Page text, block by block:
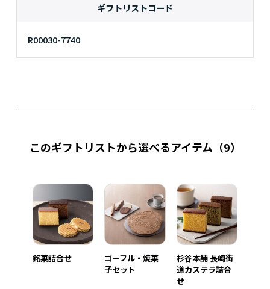
ギフトリストコード
R00030-7740
このギフトリストから選べるアイテム （9）
銘菓詰合せ
ゴーフル・焼菓
子セット
杉谷本舗 長崎街
道カステラ詰合
せ